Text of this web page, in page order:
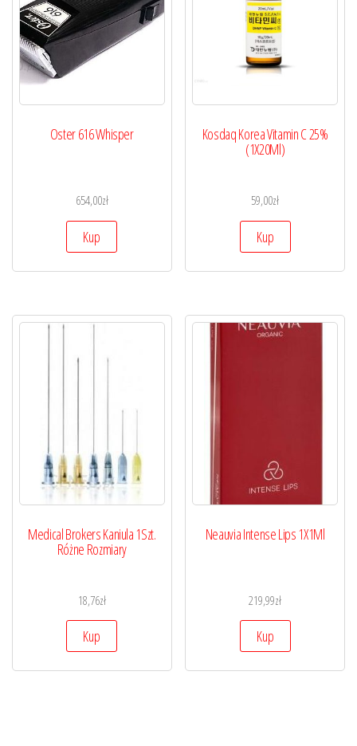
Oster 616 Whisper
654,00zł
Kup
Kosdaq Korea Vitamin C 25%
(1X20Ml)
59,00zł
Kup
Medical Brokers Kaniula 1Szt.
Różne Rozmiary
18,76zł
Kup
Neauvia Intense Lips 1X1Ml
219,99zł
Kup